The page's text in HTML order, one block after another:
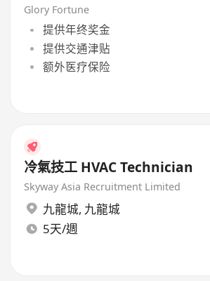
Glory Fortune
提供年终奖金
提供交通津贴
额外医疗保险
冷氣技工 HVAC Technician
Skyway Asia Recruitment Limited
九龍城, 九龍城
5天/週